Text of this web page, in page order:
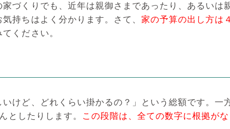
づくりでも、近年は親御さまであったり、あるいは
持ちはよく分かります。さて、 家の予算の出し方は
ください。
けど、どれくらい掛かるの？」という総額です。一
としたりします。
この段階は、全ての数字に根拠が